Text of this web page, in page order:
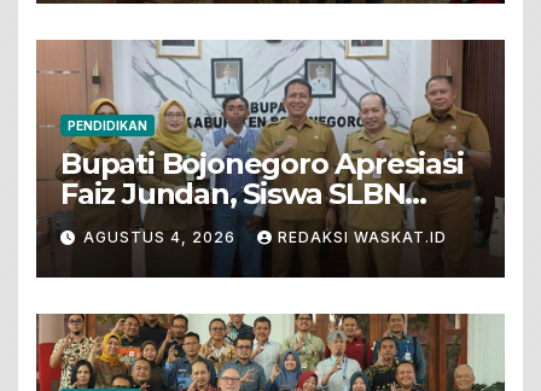
PENDIDIKAN
Bupati Bojonegoro Apresiasi
Faiz Jundan, Siswa SLBN
Gunungsari Baureno Masuk
LKS Diksus Tingkat Nasional
AGUSTUS 4, 2026 REDAKSI WASKAT.ID